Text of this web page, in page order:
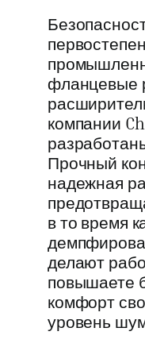
фланцевые
компании
Прочный
надежная
в то время
делают
повышаете
комфорт
уровень